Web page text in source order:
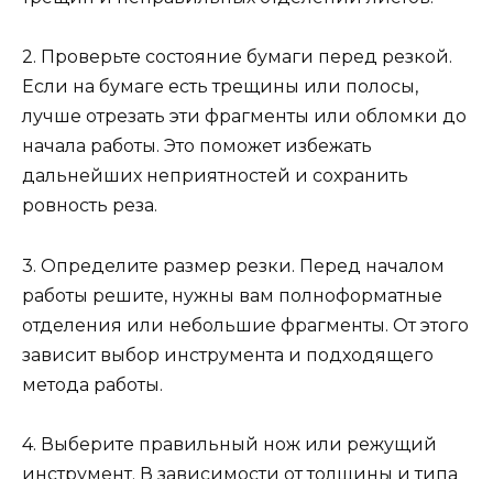
2. Проверьте состояние бумаги перед резкой.
Если на бумаге есть трещины или полосы,
лучше отрезать эти фрагменты или обломки до
начала работы. Это поможет избежать
дальнейших неприятностей и сохранить
ровность реза.
3. Определите размер резки. Перед началом
работы решите, нужны вам полноформатные
отделения или небольшие фрагменты. От этого
зависит выбор инструмента и подходящего
метода работы.
4. Выберите правильный нож или режущий
инструмент. В зависимости от толщины и типа